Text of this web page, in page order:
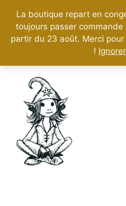
La boutique repart en
toujours passer commande
partir du 23 août. Merci
! Ignorer